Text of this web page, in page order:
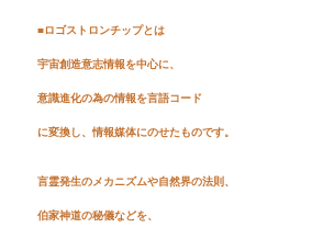
■ロゴストロンチップとは
宇宙創造意志情報を中心に、
意識進化の為の情報を言語コード
に変換し、情報媒体にのせたものです。
言霊発生のメカニズムや自然界の法則、
伯家神道の秘儀などを、